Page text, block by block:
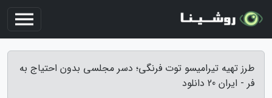
طرز تهیه تیرامیسو توت فرنگی؛ دسر مجلسی بدون احتیاج به
فر - ایران 20 دانلود